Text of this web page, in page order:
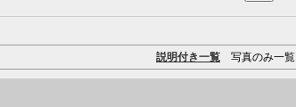
説明付き一覧 写真のみ一覧